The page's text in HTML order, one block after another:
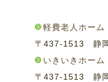
軽費老人ホーム
〒437-1513 静
いきいきホー
〒437-1513 静